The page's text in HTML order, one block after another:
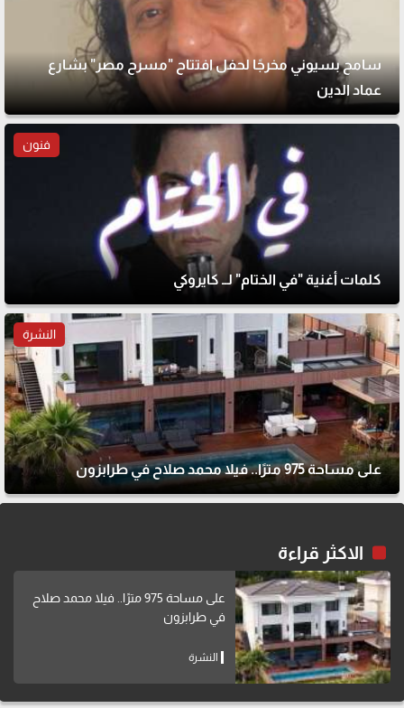
سامح بسيوني مخرجًا لحفل افتتاح "مسرح مصر" بشارع
عماد الدين
فنون
كلمات أغنية "في الختام" لــ كايروكي
النشرة
على مساحة 975 مترًا.. فيلا محمد صلاح في طرابزون
الاكثر قراءة
على مساحة 975 مترًا.. فيلا محمد صلاح
في طرابزون
النشرة